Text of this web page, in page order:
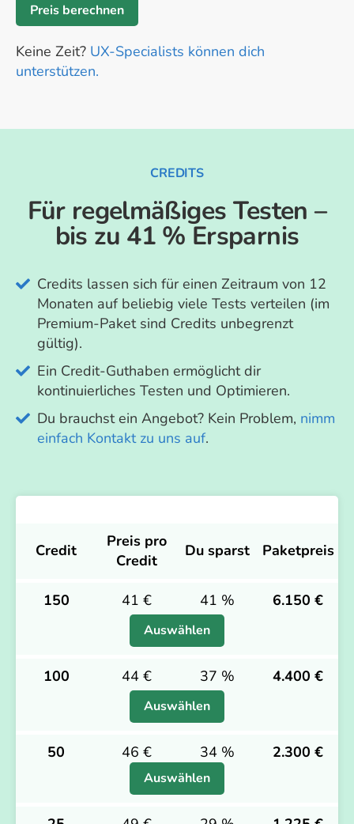
Preis berechnen
Keine Zeit? UX-Specialists können dich
unterstützen.
CREDITS
Für regelmäßiges Testen –
bis zu 41 % Ersparnis
Credits lassen sich für einen Zeitraum von 12
Monaten auf beliebig viele Tests verteilen (im
Premium-Paket sind Credits unbegrenzt
gültig).
Ein Credit-Guthaben ermöglicht dir
kontinuierliches Testen und Optimieren.
Du brauchst ein Angebot? Kein Problem, nimm
einfach Kontakt zu uns auf.
Credit
Preis pro
Credit
Du sparst Paketpreis
150 41 € 41 % 6.150 €
Auswählen
100 44 € 37 % 4.400 €
Auswählen
50 46 € 34 % 2.300 €
Auswählen